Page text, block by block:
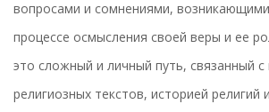
вопросами и сомнениями,
процессе осмысления своей веры и ее
это сложный и личный путь, связанный с
религиозных текстов, историей